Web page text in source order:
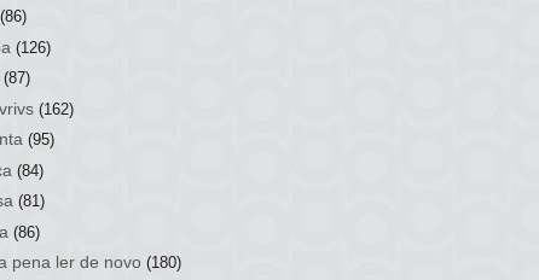
(86)
(126)
(87)
(162)
(95)
(84)
(81)
(86)
pena ler de novo (180)